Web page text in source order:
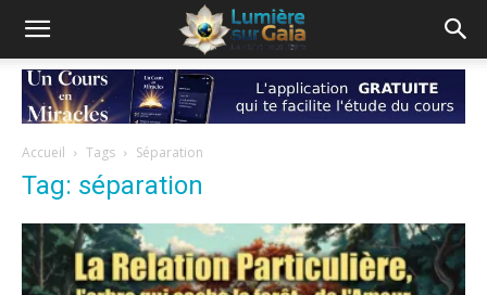
Accueil Tags Séparation
Tag: séparation